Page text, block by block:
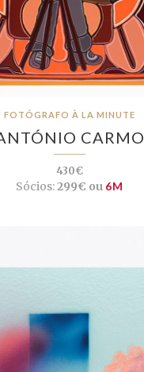
FOTÓGRAFO À LA MINUTE
CARMO
430€
Sócios:299€ ou 6M